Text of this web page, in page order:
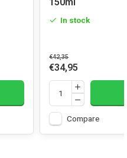
In stock
€42,35
€34,95
Compare